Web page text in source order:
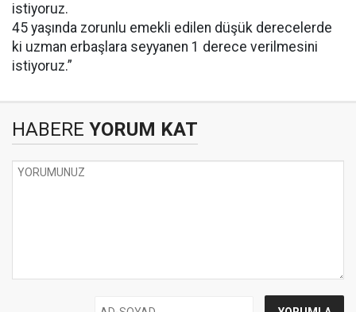
istiyoruz.
45 yaşında zorunlu emekli edilen düşük derecelerde
ki uzman erbaşlara seyyanen 1 derece verilmesini
istiyoruz.”
HABERE YORUM KAT